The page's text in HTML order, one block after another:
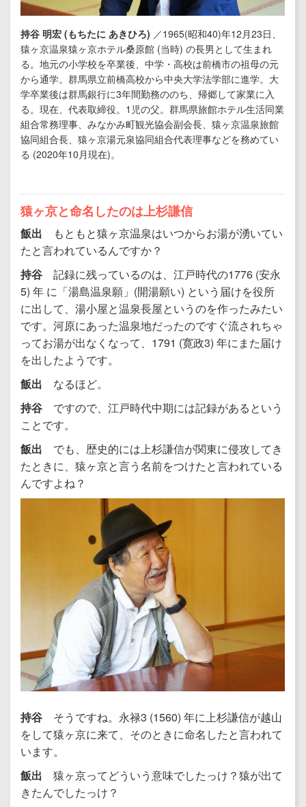
持谷 明宏 (もちたに あきひろ) ／1965(昭和40)年12月23日、
猿ヶ京温泉猿ヶ京ホテル桑原館 (当時) の長男として生まれ
る。地元の小学校を卒業後、中学・高校は前橋市の祖母の元
から通学。群馬県立前橋高校から中央大学法学部に進学。大
学卒業後は群馬銀行に3年間勤務ののち、帰郷して家業に入
る。現在、代表取締役。1児の父。群馬県旅館ホテル生活同業
組合常務理事、みなかみ町観光協会副会長、猿ヶ京温泉旅館
協同組合長、猿ヶ京湯元泉協同組合代表理事などを務めてい
る (2020年10月現在)。
猿ヶ京と命名したのは上杉謙信
飯出 もともと猿ヶ京温泉はいつからお湯が湧いてい
たと言われているんですか？
持谷 記録に残っているのは、江戸時代の1776 (安永
5) 年 に「湯島温泉願」(開湯願い) という届けを役所
に出して、湯小屋と温泉長屋というのを作ったみたい
です。河原にあった温泉地だったのですぐ流されちゃ
ってお湯が出なくなって、1791 (寛政3) 年にまた届け
を出したようです。
飯出 なるほど。
持谷 ですので、江戸時代中期には記録があるという
ことです。
飯出 でも、歴史的には上杉謙信が関東に侵攻してき
たときに、猿ヶ京と言う名前をつけたと言われている
んですよね？
持谷 そうですね。永禄3 (1560) 年に上杉謙信が越山
をして猿ヶ京に来て、そのときに命名したと言われて
います。
飯出 猿ヶ京ってどういう意味でしたっけ？猿が出て
きたんでしたっけ？